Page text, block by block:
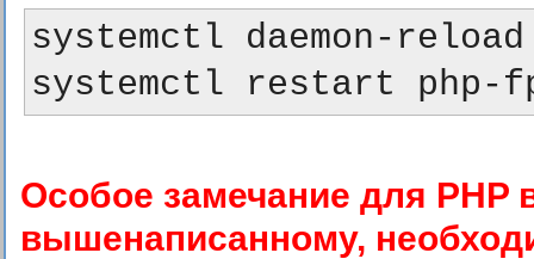
systemctl daemon-reload
systemctl restart php-
Особое замечание для PHP
вышенаписанному,